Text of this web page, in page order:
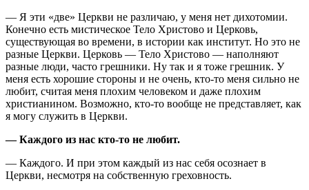
— Я эти «две» Церкви не различаю, у меня нет дихотомии.
Конечно есть мистическое Тело Христово и Церковь,
существующая во времени, в истории как институт. Но это не
разные Церкви. Церковь — Тело Христово — наполняют
разные люди, часто грешники. Ну так и я тоже грешник. У
меня есть хорошие стороны и не очень, кто-то меня сильно не
любит, считая меня плохим человеком и даже плохим
христианином. Возможно, кто-то вообще не представляет, как
я могу служить в Церкви.
— Каждого из нас кто-то не любит.
— Каждого. И при этом каждый из нас себя осознает в
Церкви, несмотря на собственную греховность.